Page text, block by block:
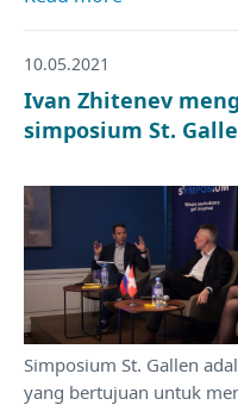
10.05.2021
Ivan Zhitenev
simposium St.
Simposium St. Gallen
yang bertujuan untuk